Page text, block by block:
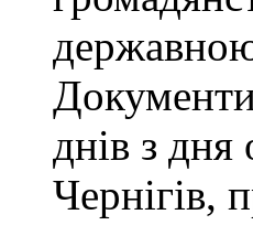
днів з
Чернігів,